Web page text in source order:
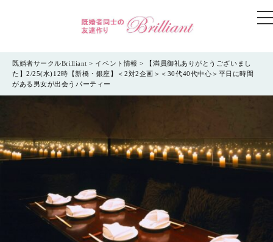
既婚者サークルBrilliant > イベント情報 >
【満員御礼ありがとうございまし
た】2/25(水)12時【新橋・銀座】＜2対2企画＞＜30代40代中心＞平日に時間
がある男女が出会うパーティー